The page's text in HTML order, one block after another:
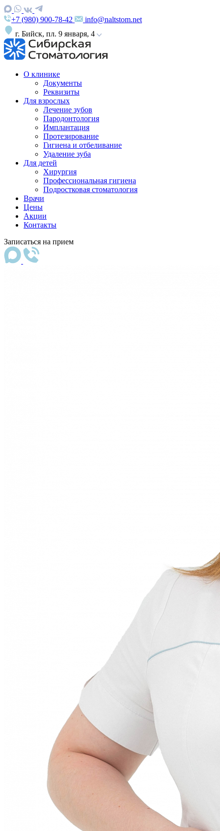
+7 (980) 900-78-42
info@naltstom.net
г. Бийск, пл. 9 января, 4
О клинике
Документы
Реквизиты
Для взрослых
Лечение зубов
Пародонтология
Имплантация
Протезирование
Гигиена и отбеливание
Удаление зуба
Для детей
Хирургия
Профессиональная гигиена
Подростковая стоматология
Врачи
Цены
Акции
Контакты
Записаться на прием